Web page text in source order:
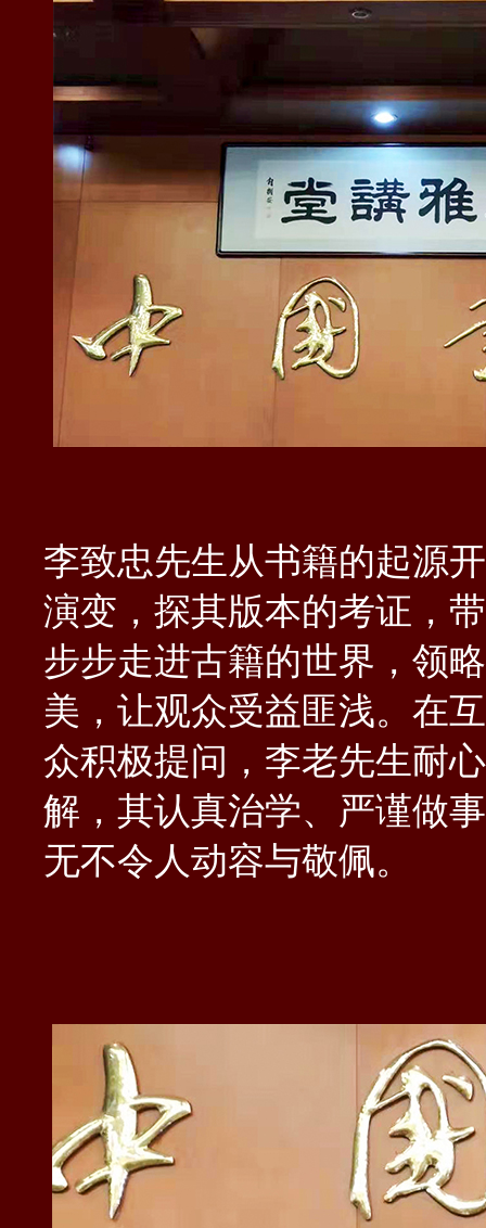
李致忠先生从书籍的起源
演变，探其版本的考证，
步步走进古籍的世界，领
美，让观众受益匪浅。在
众积极提问，李老先生耐
解，其认真治学、严谨做
无不令人动容与敬佩。